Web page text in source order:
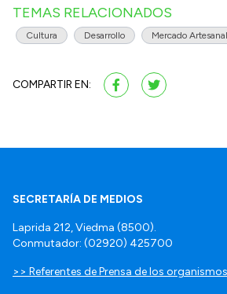
TEMAS RELACIONADOS
Cultura Desarrollo Mercado Artesanal
COMPARTIR EN:
SECRETARÍA DE MEDIOS
Laprida 212, Viedma (8500).
Conmutador: (02920) 425700
>> Referentes de Prensa de los